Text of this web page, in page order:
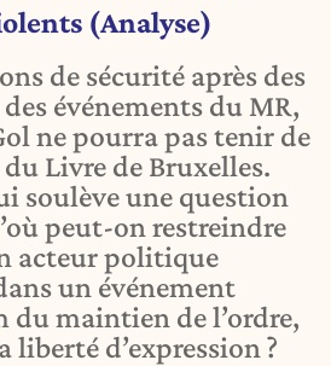
(Analyse)
de sécurité après des
événements du MR,
ne pourra pas tenir de
Livre de Bruxelles.
soulève une question
peut-on restreindre
acteur politique
un événement
du maintien de l’ordre,
liberté d’expression ?